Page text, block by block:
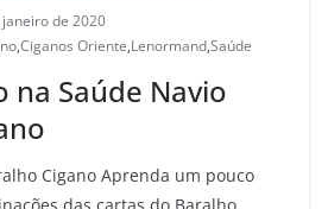
de 2020
,Ciganos Oriente,Lenormand,Saúde
na Saúde Navio
Cigano Aprenda um pouco